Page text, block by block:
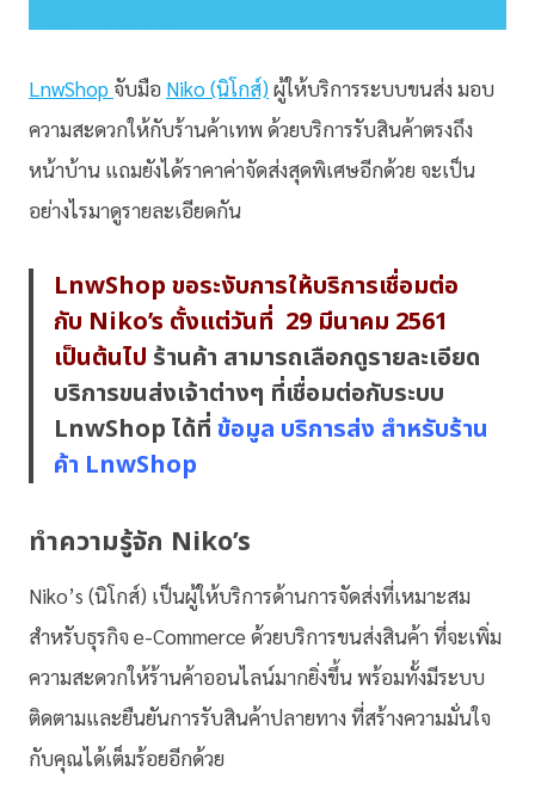
LnwShop จับมือ Niko (นิโกส์)ผู้ให้บริการระบบขนส่ง มอบ
ความสะดวกให้กับร้านค้าเทพ ด้วยบริการรับสินค้าตรงถึง
หน้าบ้าน แถมยังได้ราคาค่าจัดส่งสุดพิเศษอีกด้วย จะเป็น
อย่างไรมาดูรายละเอียดกัน
LnwShop ขอระงับการให้บริการเชื่อมต่อ
กับ Niko’s ตั้งแต่วันที่ 29 มีนาคม 2561
เป็นต้นไป ร้านค้า สามารถเลือกดูรายละเอียด
บริการขนส่งเจ้าต่างๆ ที่เชื่อมต่อกับระบบ
LnwShop ได้ที่ ข้อมูล บริการส่ง สำหรับร้าน
ค้า LnwShop
ทำความรู้จัก Niko’s
Niko’s (นิโกส์) เป็นผู้ให้บริการด้านการจัดส่งที่เหมาะสม
สำหรับธุรกิจ e-Commerce ด้วยบริการขนส่งสินค้า ที่จะเพิ่ม
ความสะดวกให้ร้านค้าออนไลน์มากยิ่งขึ้น พร้อมทั้งมีระบบ
ติดตามและยืนยันการรับสินค้าปลายทาง ที่สร้างความมั่นใจ
กับคุณได้เต็มร้อยอีกด้วย